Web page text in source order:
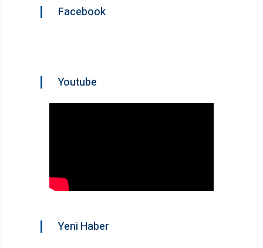
Facebook
Youtube
Yeni Haber